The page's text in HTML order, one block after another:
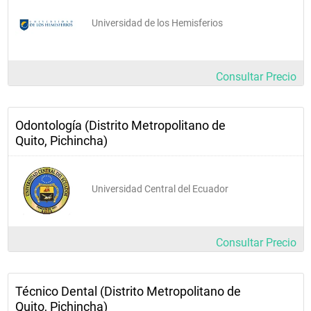
iniciativa particular de atención en salud bucal como es el caso
de consultorios particulares, dirigiendo equipos de salud
Universidad de los Hemisferios
Consultar Precio
Odontología (Distrito Metropolitano de
Quito, Pichincha)
Universidad Central del Ecuador
Consultar Precio
Técnico Dental (Distrito Metropolitano de
Quito, Pichincha)